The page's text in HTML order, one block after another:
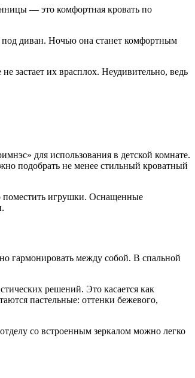
— это комфортная кровать по
диван. Ночью она станет комфортным
застает их врасплох. Неудивительно, ведь
для использования в детской комнате.
подобрать не менее стильный кроватный
поместить игрушки. Оснащенные
гармонировать между собой. В спальной
решений. Это касается как
пастельные: оттенки бежевого,
со встроенным зеркалом можно легко